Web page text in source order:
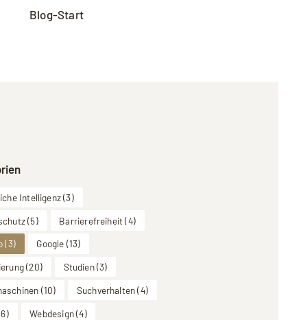
Blog-Start
Intelligenz(3)
(5) Barrierefreiheit (4)
(3) Google (13)
(20) Studien(3)
(10) Suchverhalten (4)
Webdesign(4)